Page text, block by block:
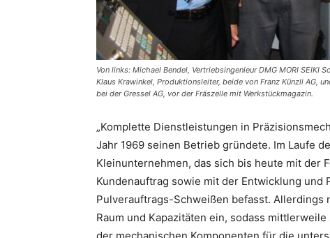
Von links: Michael Bendel, Vertriebsingenieur DMG MORI SEIKI
Klaus Krawinkel, Produktionsleiter, beide von Franz Künzli AG,
bei der Gressel AG, vor der Fräszelle mit Werkstückmagazin.
„Komplette Dienstleistungen in
Jahr 1969 seinen Betrieb gründete. Im Laufe
Kleinunternehmen, das sich bis heute mit der
Kundenauftrag sowie mit der Entwicklung
Pulverauftrags-Schweißen befasst.
Raum und Kapazitäten ein, sodass